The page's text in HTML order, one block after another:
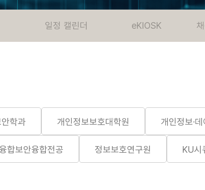
일정 캘린더 eKIOSK
학과 개인정보보호대학원 개인정보·
합보안융합전공 정보보호연구원 KU시